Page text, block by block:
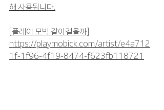
해 사용됩니다.
[플레이 모빅 같이걸을까]
https://playmobick.com/artist/e4a712
1f-1f96-4f19-8474-f623fb118721